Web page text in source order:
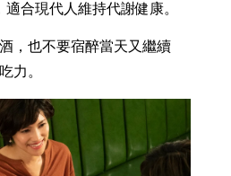
合現代人維持代謝健康。
，也不要宿醉當天又繼續
力。